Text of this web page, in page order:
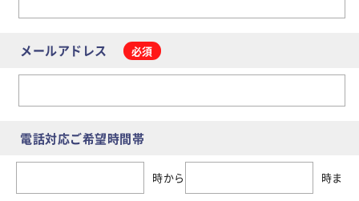
メールアドレス
電話対応ご希望時間帯
時から 時ま